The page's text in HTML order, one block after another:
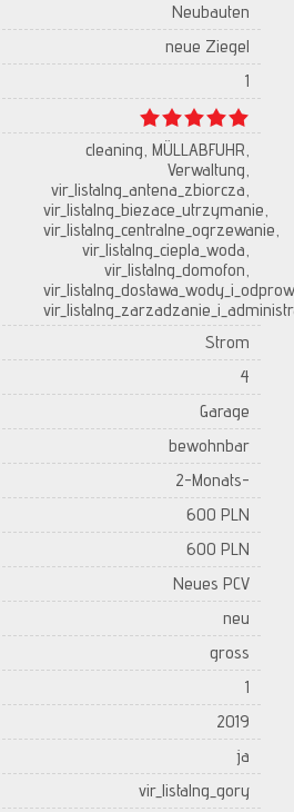
Neubauten
neue Ziegel
1
cleaning, MÜLLABFUHR,
Verwaltung,
vir_listalng_antena_zbiorcza,
vir_listalng_biezace_utrzymanie,
vir_listalng_centralne_ogrzewanie,
vir_listalng_ciepla_woda,
vir_listalng_domofon,
Strom
4
Garage
bewohnbar
2-Monats-
600 PLN
600 PLN
Neues PCV
neu
gross
1
2019
ja
vir_listalng_gory